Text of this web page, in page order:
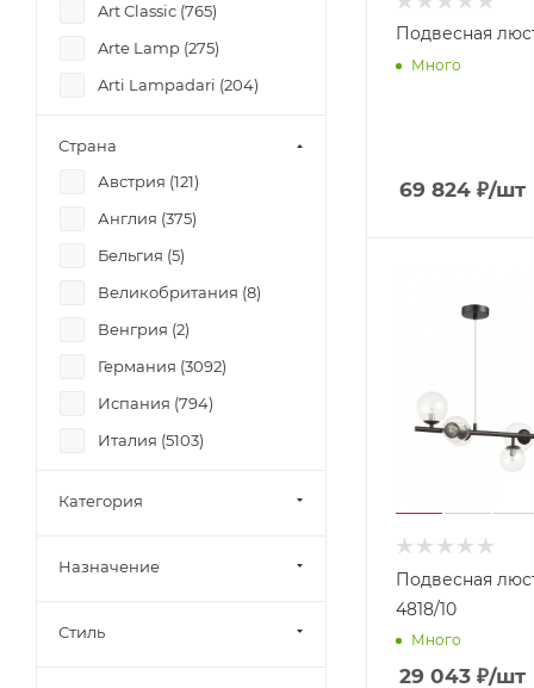
Подвесная
Много
69 824 ₽/шт
Подвесная
4818/10
Много
29 043 ₽/шт
Art Classic (765)
Arte Lamp (275)
Arti Lampadari (204)
Bohemia (
1064
)
50 )
445
Crystal Lux (
DeMarkt (
159
Dio D'Arte (
250
Divinare (
Eletto (28
Escada (
Страна
Австрия (121)
Англия (375)
Бельгия (5)
Великобритания (8)
Венгрия (2)
Германия (3092)
Испания (794)
Италия (5103)
Польша (
Категория
Назначение
Стиль